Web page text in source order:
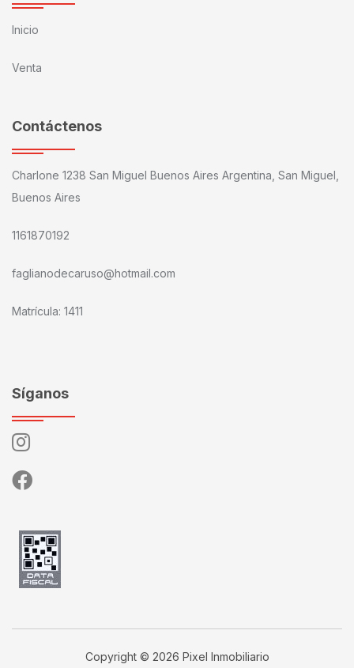
Inicio
Venta
Contáctenos
Charlone 1238 San Miguel Buenos Aires Argentina, San Miguel,
Buenos Aires
1161870192
faglianodecaruso@hotmail.com
Matrícula: 1411
Síganos
Copyright © 2026 Pixel Inmobiliario